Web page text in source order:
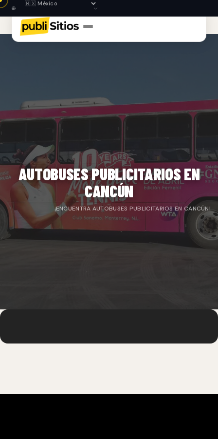
AUTOBUSES PUBLICITARIOS EN
CANCÚN
¡ENCUENTRA AUTOBUSES PUBLICITARIOS EN CANCÚN!